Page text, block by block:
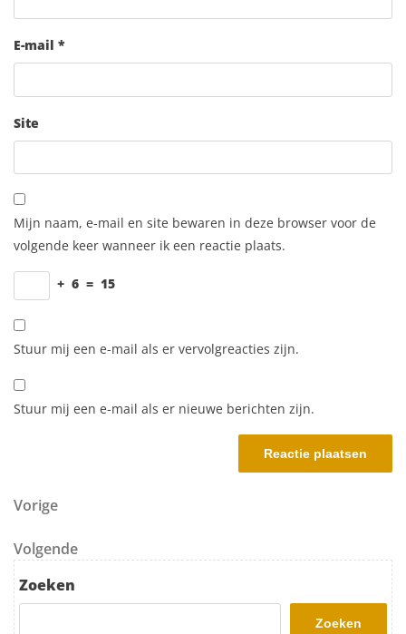
E-mail *
Site
Mijn naam, e-mail en site bewaren in deze browser voor de
volgende keer wanneer ik een reactie plaats.
+ 6 = 15
Stuur mij een e-mail als er vervolgreacties zijn.
Stuur mij een e-mail als er nieuwe berichten zijn.
Berichtnavigatie
Vorig bericht
Vorige
Volgend bericht
Volgende
Zoeken
Zoeken